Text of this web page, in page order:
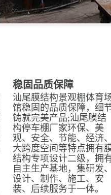
稳固品质保障
汕尾膜结构景观棚体育
馆稳固的品质保障，细
铸就完美产品;汕尾膜结
构停车棚厂家环保、美
观、安全、节能、经济
大跨度空间等特点拥有
结构专项设计二级，拥
自主生产基地，集研发
设计、制作、施工、安
装、后续服务于一体。